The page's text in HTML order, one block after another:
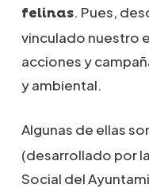
felinas. Pues,
vinculado nuestro
acciones y
y ambiental.
Algunas de ellas
(desarrollado por
Social del